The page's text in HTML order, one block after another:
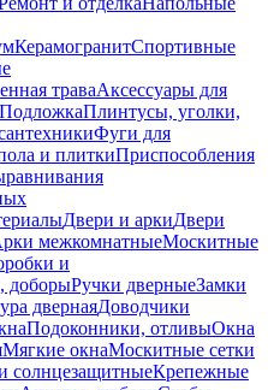
КерамогранитСпортивные
траваАксессуары для
ПодложкаПлинтусы, уголки,
Фуги для
и плиткиПриспособления
Двери и аркиДвери
межкомнатныеМоскитные
и
доборыРучки дверныеЗамки
двернаяДоводчики
Подоконники, отливыОкна
Мягкие окнаМоскитные сетки
солнцезащитныеКрепежные